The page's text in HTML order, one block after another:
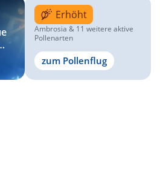
Erhöht
Ambrosia & 11 weitere aktive
Pollenarten
zum Pollenflug